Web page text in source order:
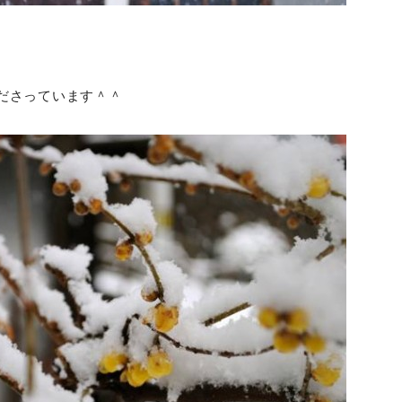
さっています＾＾